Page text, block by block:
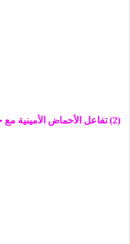
(2) تفاعل الأحماض الأمينية مع حمض النيتروز